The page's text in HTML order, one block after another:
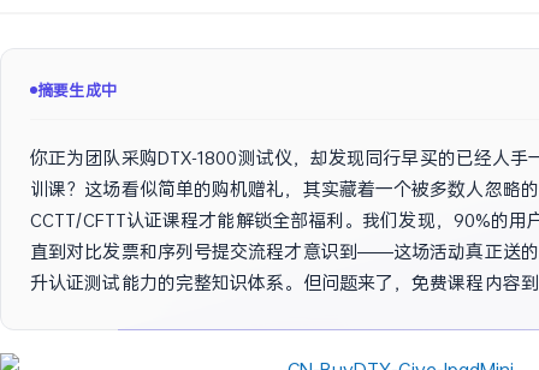
摘要已生成
你正为团队采购DTX-1800测试仪，却发现同行早买的已经人
训课？这场看似简单的购机赠礼，其实藏着一个被多数人忽略
CCTT/CFTT认证课程才能解锁全部福利。我们发现，90%的用
直到对比发票和序列号提交流程才意识到——这场活动真正送
升认证测试能力的完整知识体系。但问题来了，免费课程内容